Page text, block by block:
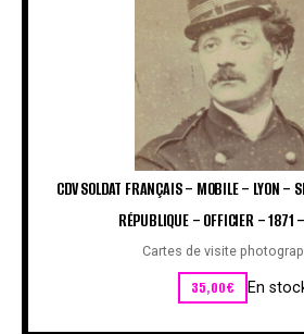
CDV SOLDAT FRANÇAIS – MOBILE – LYON –
RÉPUBLIQUE – OFFICIER – 1871
Cartes de visite
35,00€ En